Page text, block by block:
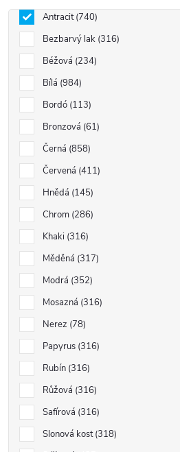
Antracit 740
Bezbarvý lak 316
Béžová 234
Bílá 984
Bordó 113
Bronzová 61
Černá 858
Červená 411
Hnědá 145
Chrom 286
Khaki 316
Měděná 317
Modrá 352
Mosazná 316
Nerez 78
Papyrus 316
Rubín 316
Růžová 316
Safírová 316
Slonová kost 318